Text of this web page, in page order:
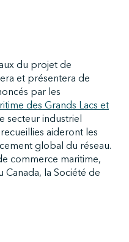
du projet de
et présentera de
par les
des Grands Lacs et
secteur industriel
aideront les
global du réseau.
commerce maritime,
Canada, la Société de